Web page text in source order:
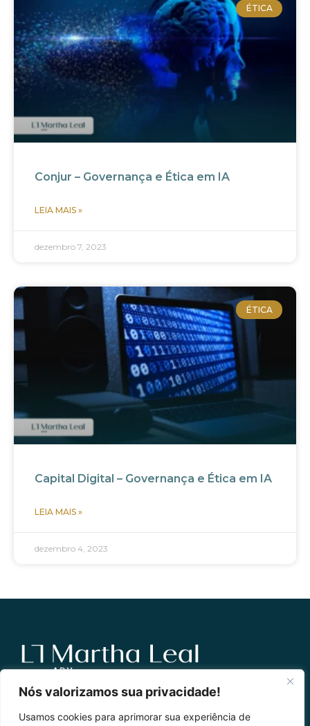
Nós valorizamos sua privacidade!
Usamos cookies para aprimorar sua experiência de
ÉTICA
Conjur – Governança e Ética em IA
LEIA MAIS »
dezembro 7, 2023
ÉTICA
Capital Digital – Governança e Ética em IA
LEIA MAIS »
dezembro 4, 2023
Todos os Direitos Reservados